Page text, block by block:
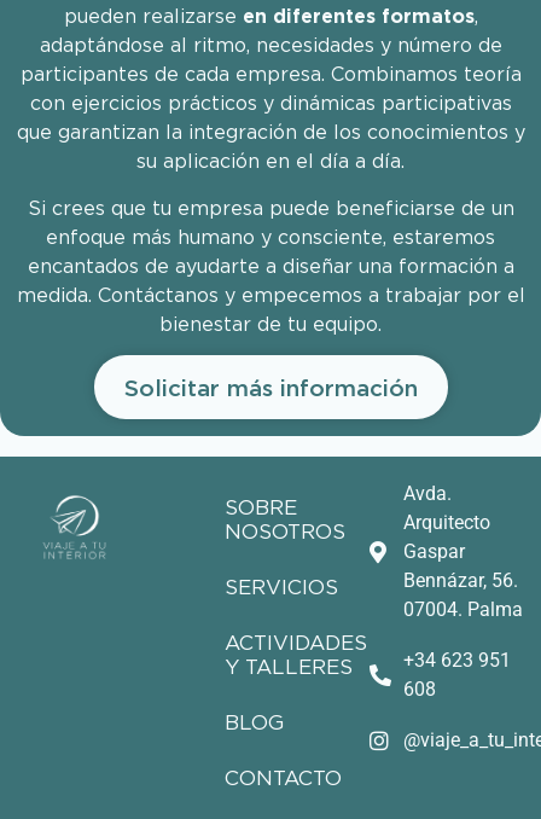
pueden realizarse en diferentes formatos,
adaptándose al ritmo, necesidades y número de
participantes de cada empresa. Combinamos teoría
con ejercicios prácticos y dinámicas participativas
que garantizan la integración de los conocimientos y
su aplicación en el día a día.
Si crees que tu empresa puede beneficiarse de un
enfoque más humano y consciente, estaremos
encantados de ayudarte a diseñar una formación a
medida. Contáctanos y empecemos a trabajar por el
bienestar de tu equipo.
Solicitar más información
SOBRE
NOSOTROS
SERVICIOS
ACTIVIDADES
Y TALLERES
BLOG
CONTACTO
Avda.
Arquitecto
Gaspar
Bennázar, 56.
07004. Palma
+34 623 951
608